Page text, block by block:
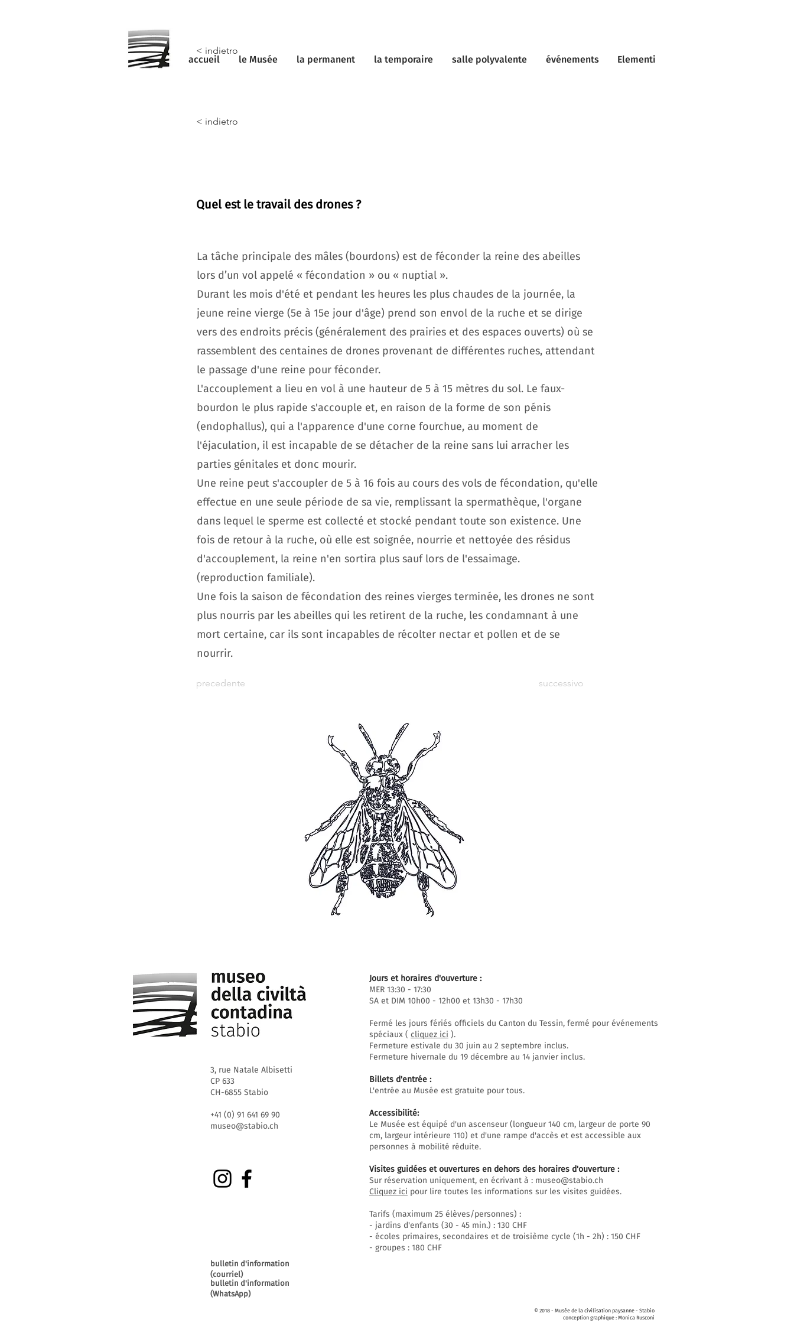
accueil le Musée la permanent la temporaire salle polyvalente événements Elementi
< indietro
< indietro
Quel est le travail des drones ?
La tâche principale des mâles (bourdons) est de féconder la reine des abeilles
lors d’un vol appelé « fécondation » ou « nuptial ».
Durant les mois d'été et pendant les heures les plus chaudes de la journée, la
jeune reine vierge (5e à 15e jour d'âge) prend son envol de la ruche et se dirige
vers des endroits précis (généralement des prairies et des espaces ouverts) où se
rassemblent des centaines de drones provenant de différentes ruches, attendant
le passage d'une reine pour féconder.
L'accouplement a lieu en vol à une hauteur de 5 à 15 mètres du sol. Le faux-
bourdon le plus rapide s'accouple et, en raison de la forme de son pénis
(endophallus), qui a l'apparence d'une corne fourchue, au moment de
l'éjaculation, il est incapable de se détacher de la reine sans lui arracher les
parties génitales et donc mourir.
Une reine peut s'accoupler de 5 à 16 fois au cours des vols de fécondation, qu'elle
effectue en une seule période de sa vie, remplissant la spermathèque, l'organe
dans lequel le sperme est collecté et stocké pendant toute son existence. Une
fois de retour à la ruche, où elle est soignée, nourrie et nettoyée des résidus
d'accouplement, la reine n'en sortira plus sauf lors de l'essaimage.
(reproduction familiale).
Une fois la saison de fécondation des reines vierges terminée, les drones ne sont
plus nourris par les abeilles qui les retirent de la ruche, les condamnant à une
mort certaine, car ils sont incapables de récolter nectar et pollen et de se
nourrir.
precedente successivo
3, rue Natale Albisetti
CP 633
CH-6855 Stabio
+41 (0) 91 641 69 90
museo@stabio.ch
bulletin d'information
(courriel)
bulletin d'information
(WhatsApp)
Jours et horaires d'ouverture :
MER 13:30 - 17:30
SA et DIM 10h00 - 12h00 et 13h30 - 17h30
Fermé les jours fériés officiels du Canton du Tessin, fermé pour événements
spéciaux ( cliquez ici ).
Fermeture estivale du 30 juin au 2 septembre inclus.
Fermeture hivernale du 19 décembre au 14 janvier inclus.
Billets d'entrée :
L'entrée au Musée est gratuite pour tous.
Accessibilité:
Le Musée est équipé d'un ascenseur (longueur 140 cm, largeur de porte 90
cm, largeur intérieure 110) et d'une rampe d'accès et est accessible aux
personnes à mobilité réduite.
Visites guidées et ouvertures en dehors des horaires d'ouverture :
Sur réservation uniquement, en écrivant à : museo@stabio.ch
Cliquez ici pour lire toutes les informations sur les visites guidées.
Tarifs (maximum 25 élèves/personnes) :
- jardins d'enfants (30 - 45 min.) : 130 CHF
- écoles primaires, secondaires et de troisième cycle (1h - 2h) : 150 CHF
- groupes : 180 CHF
© 2018 - Musée de la civilisation paysanne - Stabio
conception graphique : Monica Rusconi